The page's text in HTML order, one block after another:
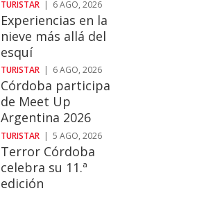
TURISTAR | 6 AGO, 2026
Experiencias en la
nieve más allá del
esquí
TURISTAR | 6 AGO, 2026
Córdoba participa
de Meet Up
Argentina 2026
TURISTAR | 5 AGO, 2026
Terror Córdoba
celebra su 11.ª
edición